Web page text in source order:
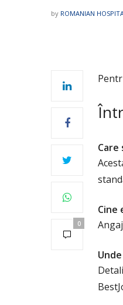
by ROMANIAN
0
Cine